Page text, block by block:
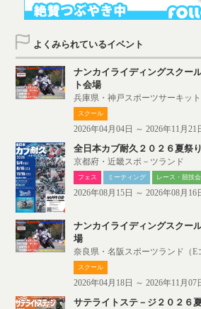
よくみられているイベント
ナンカイライディングスクー
ト会場
兵庫県・神戸スポーツサーキット
スクール
2026年04月04日 ～ 2026年11月21
全日本カブ耐久２０２６夏祭り
京都府・近畿スポ－ツランド
フェス ミーティング レース・競技会
2026年08月15日 ～ 2026年08月16
ナンカイライディングスクー
場
奈良県・名阪スポーツランド（E
スクール
2026年04月18日 ～ 2026年11月07
サテライトステ－ジ２０２６